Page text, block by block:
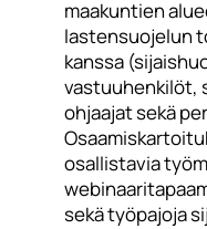
maakuntien
lastensuojelun
kanssa
vastuuhenkilöt,
ohjaajat sekä
osallistavia
sekä työpajoja